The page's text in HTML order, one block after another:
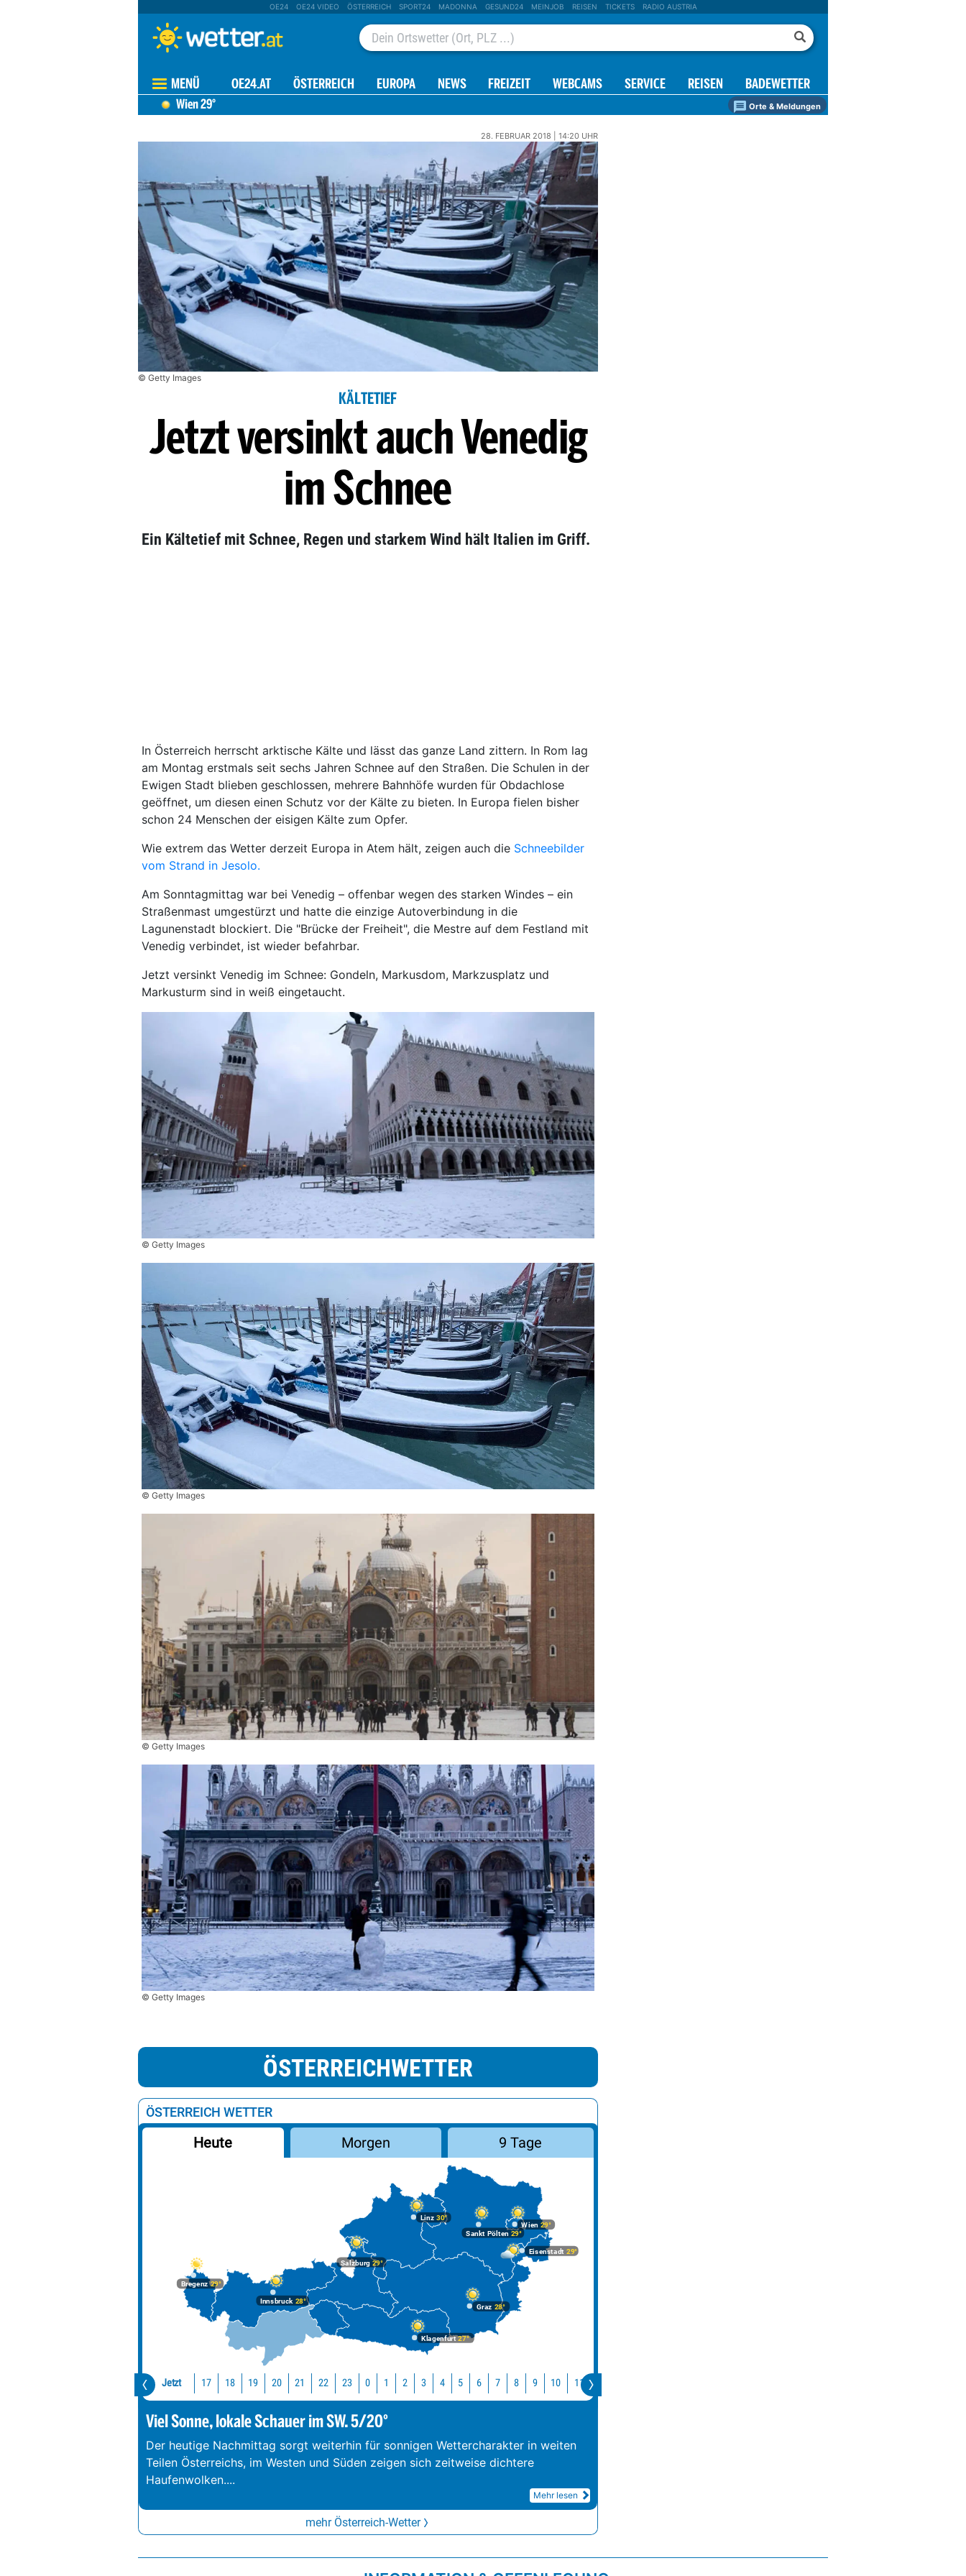
OE24 OE24 VIDEO ÖSTERREICH SPORT24 MADONNA GESUND24 MEINJOB REISEN TICKETS RADIO AUSTRIA
MENÜ OE24.AT ÖSTERREICH EUROPA NEWS FREIZEIT WEBCAMS SERVICE REISEN BADEWETTER
Wien29° Orte & Meldungen
28. FEBRUAR 2018 | 14:20 UHR
© Getty Images
KÄLTETIEF
Jetzt versinkt auch Venedig
im Schnee
Ein Kältetief mit Schnee, Regen und starkem Wind hält Italien im Griff.
In Österreich herrscht arktische Kälte und lässt das ganze Land zittern. In Rom lag
am Montag erstmals seit sechs Jahren Schnee auf den Straßen. Die Schulen in der
Ewigen Stadt blieben geschlossen, mehrere Bahnhöfe wurden für Obdachlose
geöffnet, um diesen einen Schutz vor der Kälte zu bieten. In Europa fielen bisher
schon 24 Menschen der eisigen Kälte zum Opfer.
Wie extrem das Wetter derzeit Europa in Atem hält, zeigen auch die Schneebilder
vom Strand in Jesolo.
Am Sonntagmittag war bei Venedig – offenbar wegen des starken Windes – ein
Straßenmast umgestürzt und hatte die einzige Autoverbindung in die
Lagunenstadt blockiert. Die "Brücke der Freiheit", die Mestre auf dem Festland mit
Venedig verbindet, ist wieder befahrbar.
Jetzt versinkt Venedig im Schnee: Gondeln, Markusdom, Markzusplatz und
Markusturm sind in weiß eingetaucht.
© Getty Images
© Getty Images
© Getty Images
© Getty Images
ÖSTERREICHWETTER
ÖSTERREICH WETTER
Heute Morgen 9 Tage
Bregenz29°
Graz 28°
Innsbruck28°
Klagenfurt27°
Linz 30°
Salzburg29°
Wien 29°
Eisenstadt 29°
Sankt Pölten 29°
Jetzt 17 18 19 20 21 22 23 0 1 2 3 4 5 6 7 8 9 10 11
Viel Sonne, lokale Schauer im SW. 5/20°
Der heutige Nachmittag sorgt weiterhin für sonnigen Wettercharakter in weiten
Teilen Österreichs, im Westen und Süden zeigen sich zeitweise dichtere
Haufenwolken....
Mehr lesen
mehr Österreich-Wetter